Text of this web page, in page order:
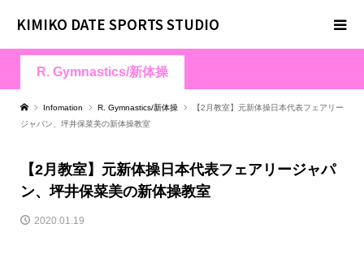
KIMIKO DATE SPORTS STUDIO
R. Gymnastics/新体操
Infomation R. Gymnastics/新体操
【2月教室】元新体操日本代表フェアリー
ジャパン、坪井保菜美の新体操教室
【2月教室】元新体操日本代表フェアリージャパ
ン、坪井保菜美の新体操教室
2020.01.19